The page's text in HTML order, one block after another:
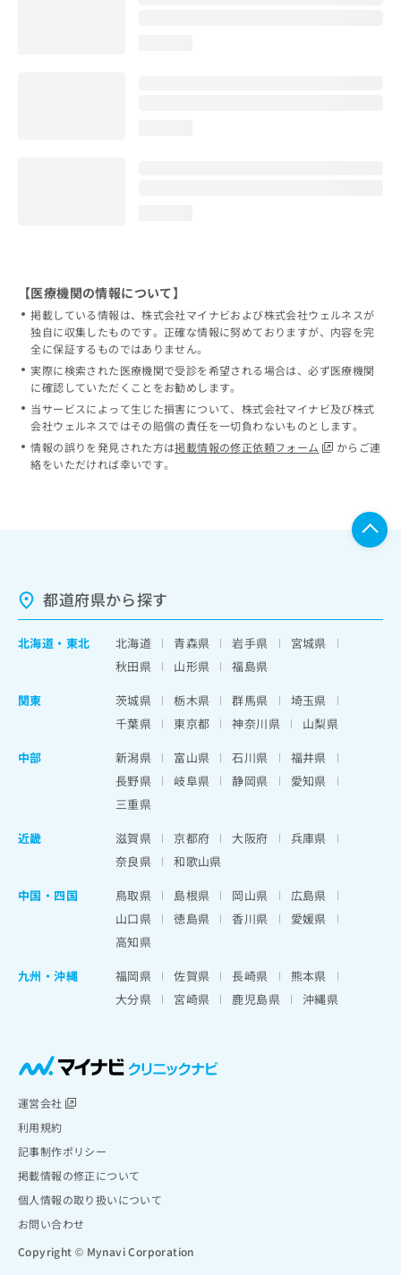
【医療機関の情報について】
掲載している情報は、株式会社マイナビおよび株式会社ウェルネスが
独自に収集したものです。正確な情報に努めておりますが、内容を完
全に保証するものではありません。
実際に検索された医療機関で受診を希望される場合は、必ず医療機関
に確認していただくことをお勧めします。
当サービスによって生じた損害について、株式会社マイナビ及び株式
会社ウェルネスではその賠償の責任を一切負わないものとします。
情報の誤りを発見された方は掲載情報の修正依頼フォーム
からご連
絡をいただければ幸いです。
都道府県から探す
北海道 ・ 東北 北海道 青森県 岩手県
宮城県
秋田県
山形県
福島県
関東
茨城県 栃木県 群馬県
埼玉県
千葉県
東京都 神奈川県
山梨県
中部
新潟県 富山県 石川県
福井県
長野県
岐阜県 静岡県
愛知県
三重県
近畿
滋賀県 京都府 大阪府
兵庫県
奈良県
和歌山県
中国・四国
鳥取県 島根県 岡山県
広島県
山口県
徳島県 香川県
愛媛県
高知県
九州・沖縄
福岡県 佐賀県 長崎県
熊本県
大分県
宮崎県 鹿児島県 沖縄県
運営会社
利用規約
記事制作ポリシー
掲載情報の修正について
個人情報の取り扱いについて
お問い合わせ
Copyright © Mynavi Corporation